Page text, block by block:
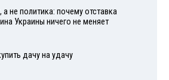
а не политика: почему отставка
Украины ничего не меняет
дачу на удачу